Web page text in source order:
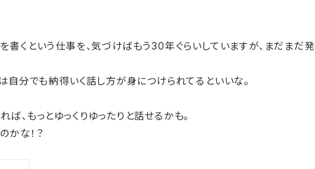
書くという仕事を、気づけばもう30年ぐらいしていますが、まだまだ発
自分でも納得いく話し方が身につけられてるといいな。
、もっとゆっくりゆったりと話せるかも。
かな！？